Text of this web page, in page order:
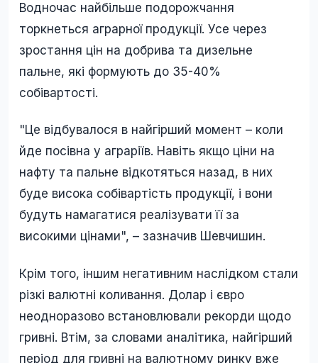
Водночас найбільше подорожчання
торкнеться аграрної продукції. Усе через
зростання цін на добрива та дизельне
пальне, які формують до 35-40%
собівартості.
"Це відбувалося в найгірший момент – коли
йде посівна у аграріїв. Навіть якщо ціни на
нафту та пальне відкотяться назад, в них
буде висока собівартість продукції, і вони
будуть намагатися реалізувати її за
високими цінами", – зазначив Шевчишин.
Крім того, іншим негативним наслідком стали
різкі валютні коливання. Долар і євро
неодноразово встановлювали рекорди щодо
гривні. Втім, за словами аналітика, найгірший
період для гривні на валютному ринку вже